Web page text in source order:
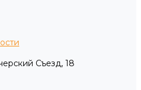
Съезд, 18